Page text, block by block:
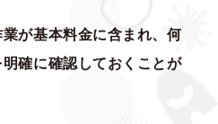
が基本料金に含まれ、何
確に確認しておくことが